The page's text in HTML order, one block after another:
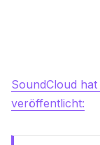
SoundCloud
veröffentlicht: